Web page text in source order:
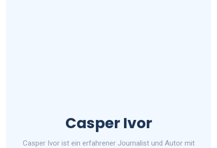
Casper Ivor
Casper Ivor ist ein erfahrener Journalist und Autor mit